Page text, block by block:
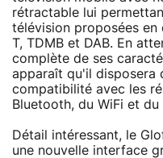
rétractable lui
télévision proposées en
T, TDMB et DAB. En
complète de ses
apparaît qu'il disposera
compatibilité avec les
Bluetooth, du WiFi et du
Détail intéressant, le
une nouvelle interface